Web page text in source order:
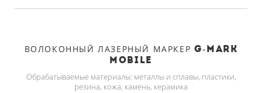
ВОЛОКОННЫЙ ЛАЗЕРНЫЙ МАРКЕР G-MARK
MOBILE
Обрабатываемые материалы: металлы и сплавы, пластики,
резина, кожа, камень, керамика